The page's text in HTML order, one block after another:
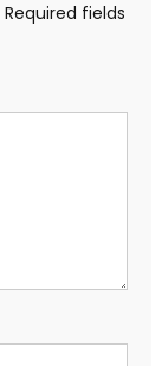
Required fields